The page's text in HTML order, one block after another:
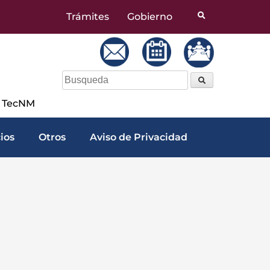
Trámites Gobierno
Otros Aviso de Privacidad